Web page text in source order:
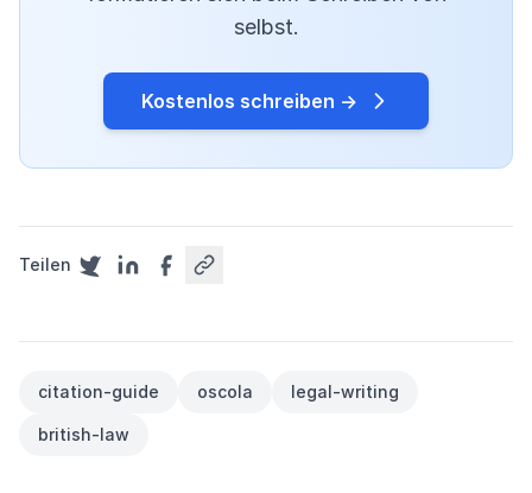
selbst.
Kostenlos schreiben →
Teilen
citation-guide oscola legal-writing
british-law